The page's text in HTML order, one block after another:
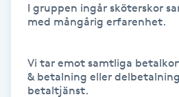
Makeup
Manikyr & Pedikyr
I gruppen ingår sköterskor
med mångårig erfarenhet.
Vi tar emot samtliga
& betalning eller